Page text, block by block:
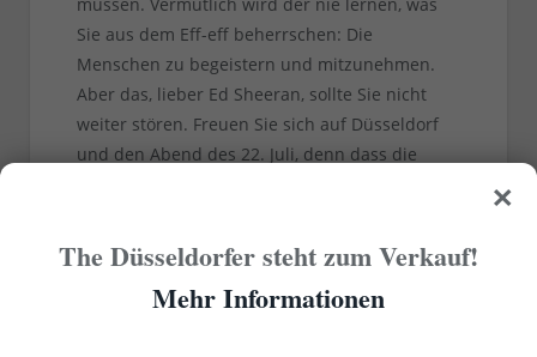
Sie aus dem Eff-eff beherrschen: Die
Menschen zu begeistern und mitzunehmen.
Aber das, lieber Ed Sheeran, sollte Sie nicht
weiter stören. Freuen Sie sich auf Düsseldorf
und den Abend des 22. Juli, denn dass die
×
The Düsseldorfer steht zum Verkauf!
Mehr Informationen